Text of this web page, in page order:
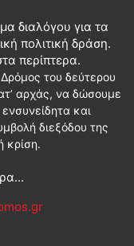
διαλόγου για τα
πολιτική δράση.
περίπτερα.
Δρόμος του δεύτερου
αρχάς, να δώσουμε
και
διεξόδου της
κρίση.